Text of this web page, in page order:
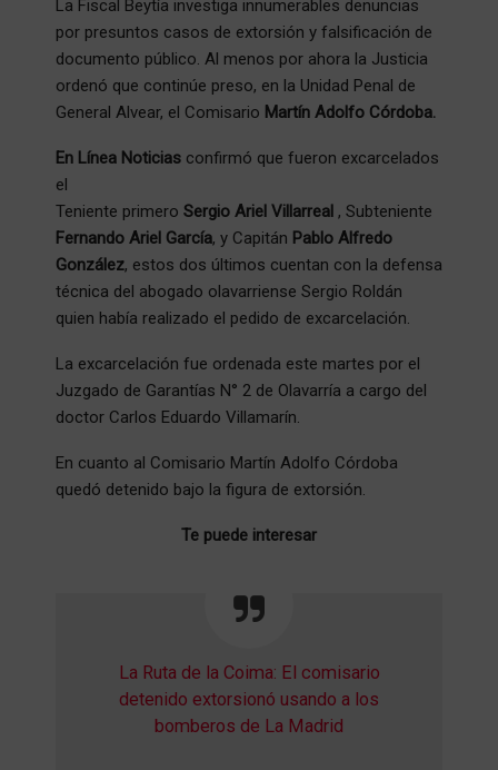
La Fiscal Beytía investiga innumerables denuncias
por presuntos casos de extorsión y falsificación de
documento público. Al menos por ahora la Justicia
ordenó que continúe preso, en la Unidad Penal de
General Alvear, el Comisario Martín Adolfo Córdoba.
En Línea Noticias confirmó que fueron excarcelados
el
Teniente primero Sergio Ariel Villarreal , Subteniente
Fernando Ariel García, y Capitán Pablo Alfredo
González, estos dos últimos cuentan con la defensa
técnica del abogado olavarriense Sergio Roldán
quien había realizado el pedido de excarcelación.
La excarcelación fue ordenada este martes por el
Juzgado de Garantías N° 2 de Olavarría a cargo del
doctor Carlos Eduardo Villamarín.
En cuanto al Comisario Martín Adolfo Córdoba
quedó detenido bajo la figura de extorsión.
Te puede interesar
La Ruta de la Coima: El comisario
detenido extorsionó usando a los
bomberos de La Madrid